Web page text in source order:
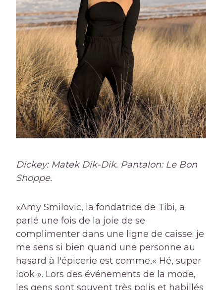
Dickey: Matek Dik-Dik. Pantalon: Le Bon
Shoppe.
«Amy Smilovic, la fondatrice de Tibi, a
parlé une fois de la joie de se
complimenter dans une ligne de caisse; je
me sens si bien quand une personne au
hasard à l'épicerie est comme,« Hé, super
look ». Lors des événements de la mode,
les gens sont souvent très polis et habillés